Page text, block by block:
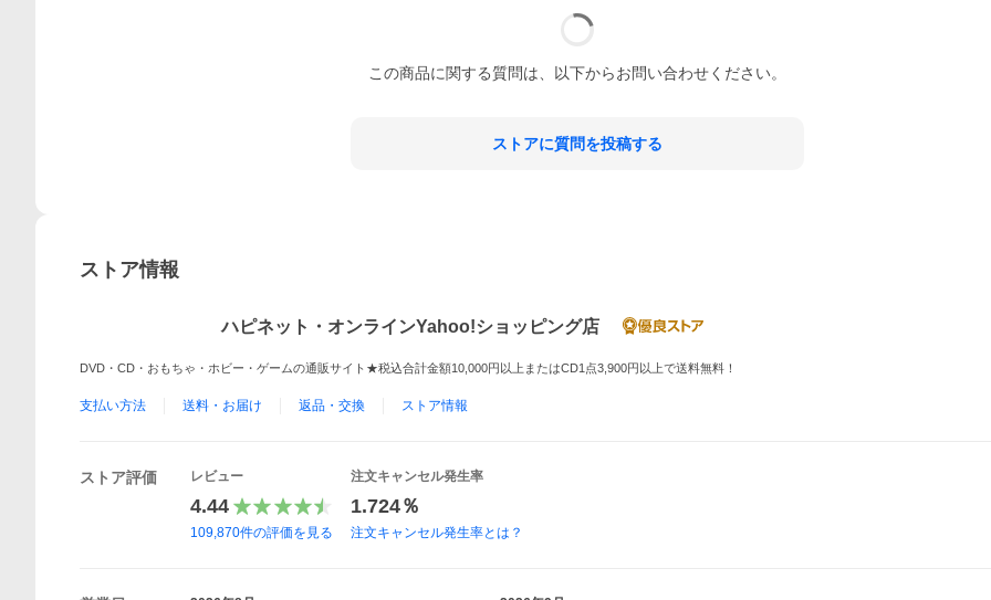
この商品に関する質問は、以下からお問い合わせください。
ストアに質問を投稿する
ストア情報
ハピネット・オンラインYahoo!ショッピング店
DVD・CD・おもちゃ・ホビー・ゲームの通販サイト★税込合計金額10,000円以上またはCD1点3,900円以上で送料無料！
支払い方法 送料・お届け 返品・交換 ストア情報
ストア評価 レビュー
4.44
109,870件の評価を見る
注文キャンセル発生率
1.724％
注文キャンセル発生率とは？